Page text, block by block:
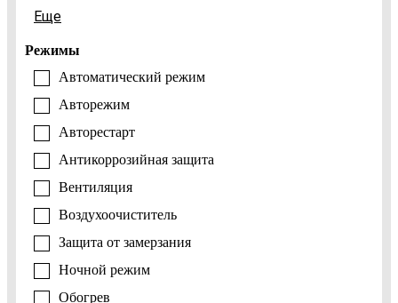
Еще
Режимы
Автоматический режим
Авторежим
Авторестарт
Антикоррозийная защита
Вентиляция
Воздухоочиститель
Защита от замерзания
Ночной режим
Обогрев